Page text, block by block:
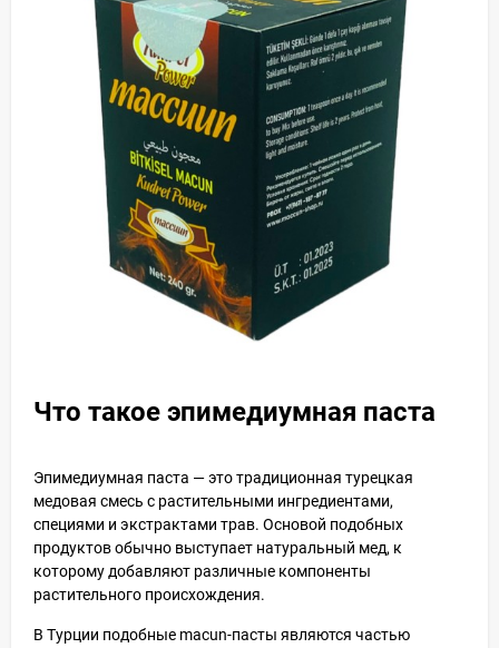
Что такое эпимедиумная паста
Эпимедиумная паста — это традиционная турецкая
медовая смесь с растительными ингредиентами,
специями и экстрактами трав. Основой подобных
продуктов обычно выступает натуральный мед, к
которому добавляют различные компоненты
растительного происхождения.
В Турции подобные macun-пасты являются частью